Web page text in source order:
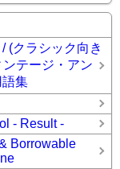
(クラシック向き
テージ・アン
語集
- Result -
Borrowable